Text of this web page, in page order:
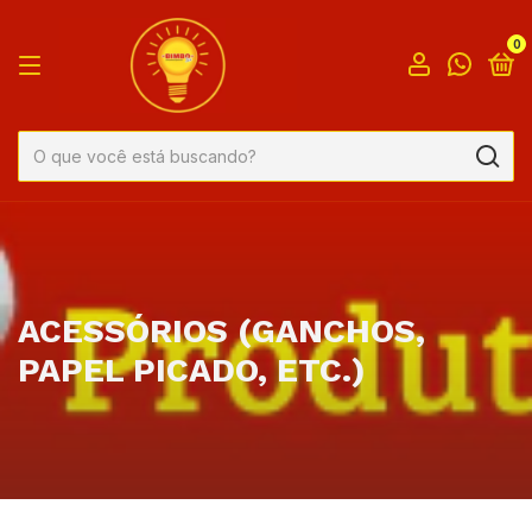
0
ACESSÓRIOS (GANCHOS,
PAPEL PICADO, ETC.)